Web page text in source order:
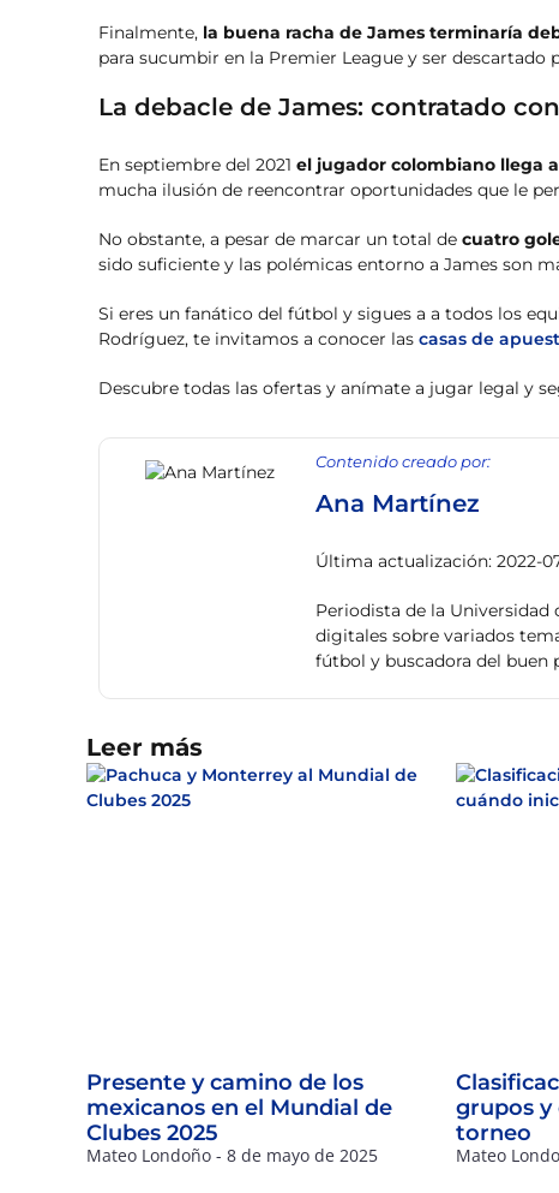
Finalmente, la buena racha de James terminaría
para sucumbir en la Premier League y ser descartado
La debacle de James: contratado
En septiembre del 2021 el jugador colombiano llega
mucha ilusión de reencontrar oportunidades que le
No obstante, a pesar de marcar un total de cuatro
sido suficiente y las polémicas entorno a James son
Si eres un fanático del fútbol y sigues a a todos los
Rodríguez, te invitamos a conocer las casas de
Descubre todas las ofertas y anímate a jugar legal y
Contenido creado por:
Ana Martínez
Última actualización: 2022-
Periodista de la
digitales sobre variados
fútbol y buscadora del buen
Leer más
Presente y camino de los
mexicanos en el Mundial de
Clubes 2025
Mateo Londoño 8 de mayo de 2025
grupos y
torneo
Mateo